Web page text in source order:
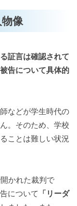
像
証言は確認されて
告について具体的
などが学生時代の
。そのため、学校
ことは難しい状況
かれた裁判で
について 「リーダ